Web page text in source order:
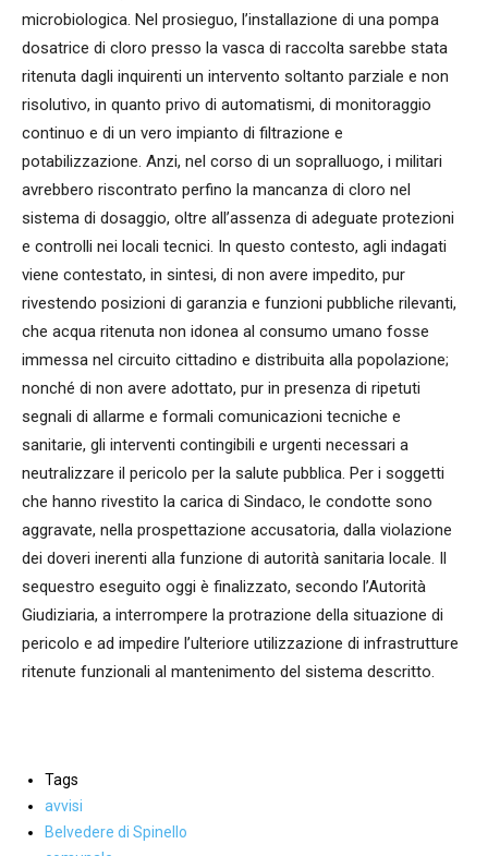
microbiologica. Nel prosieguo, l’installazione di una pompa
dosatrice di cloro presso la vasca di raccolta sarebbe stata
ritenuta dagli inquirenti un intervento soltanto parziale e non
risolutivo, in quanto privo di automatismi, di monitoraggio
continuo e di un vero impianto di filtrazione e
potabilizzazione. Anzi, nel corso di un sopralluogo, i militari
avrebbero riscontrato perfino la mancanza di cloro nel
sistema di dosaggio, oltre all’assenza di adeguate protezioni
e controlli nei locali tecnici. In questo contesto, agli indagati
viene contestato, in sintesi, di non avere impedito, pur
rivestendo posizioni di garanzia e funzioni pubbliche rilevanti,
che acqua ritenuta non idonea al consumo umano fosse
immessa nel circuito cittadino e distribuita alla popolazione;
nonché di non avere adottato, pur in presenza di ripetuti
segnali di allarme e formali comunicazioni tecniche e
sanitarie, gli interventi contingibili e urgenti necessari a
neutralizzare il pericolo per la salute pubblica. Per i soggetti
che hanno rivestito la carica di Sindaco, le condotte sono
aggravate, nella prospettazione accusatoria, dalla violazione
dei doveri inerenti alla funzione di autorità sanitaria locale. Il
sequestro eseguito oggi è finalizzato, secondo l’Autorità
Giudiziaria, a interrompere la protrazione della situazione di
pericolo e ad impedire l’ulteriore utilizzazione di infrastrutture
ritenute funzionali al mantenimento del sistema descritto.
Tags
avvisi
Belvedere di Spinello